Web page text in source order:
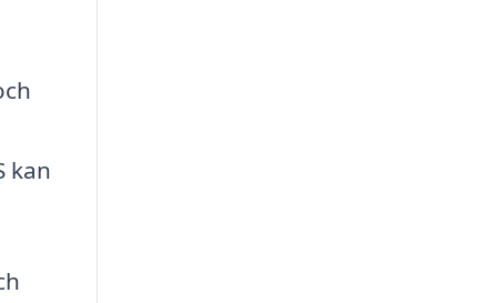
kan